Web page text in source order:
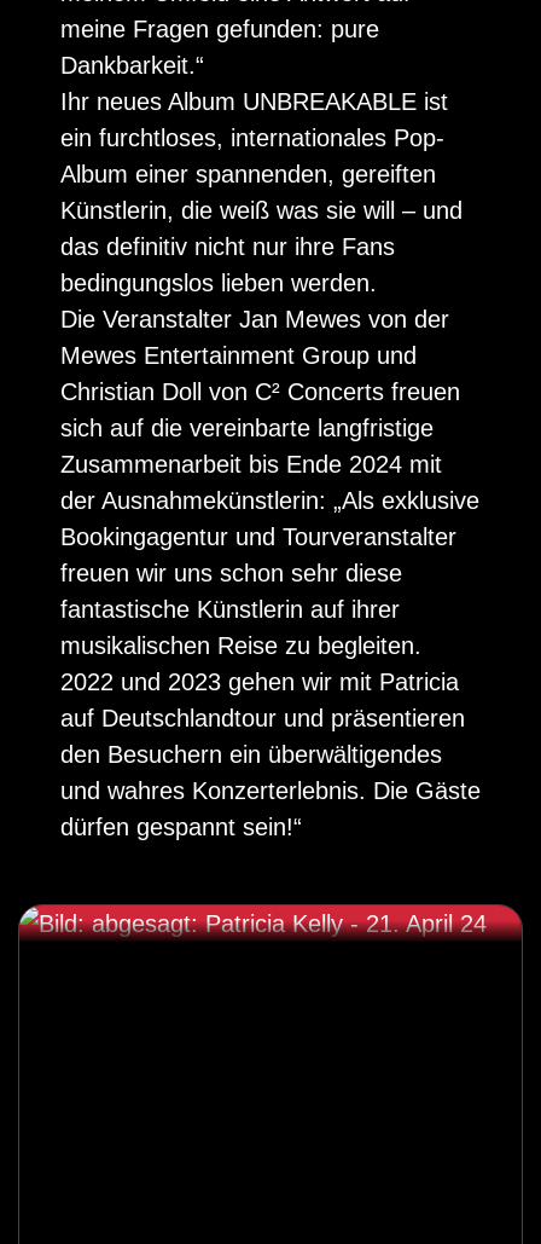
meine Fragen gefunden: pure
Dankbarkeit.“
Ihr neues Album UNBREAKABLE ist
ein furchtloses, internationales Pop-
Album einer spannenden, gereiften
Künstlerin, die weiß was sie will – und
das definitiv nicht nur ihre Fans
bedingungslos lieben werden.
Die Veranstalter Jan Mewes von der
Mewes Entertainment Group und
Christian Doll von C² Concerts freuen
sich auf die vereinbarte langfristige
Zusammenarbeit bis Ende 2024 mit
der Ausnahmekünstlerin: „Als exklusive
Bookingagentur und Tourveranstalter
freuen wir uns schon sehr diese
fantastische Künstlerin auf ihrer
musikalischen Reise zu begleiten.
2022 und 2023 gehen wir mit Patricia
auf Deutschlandtour und präsentieren
den Besuchern ein überwältigendes
und wahres Konzerterlebnis. Die Gäste
dürfen gespannt sein!“